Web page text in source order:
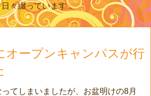
々綴っています．
オープンキャンパスが行
てしまいましたが、お盆明けの8月